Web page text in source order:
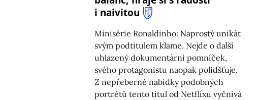
i naivitou
Minisérie Ronaldinho: Naprostý unikát
svým podtitulem klame. Nejde o další
uhlazený dokumentární pomníček,
svého protagonistu naopak polidšťuje.
Z nepřeberné nabídky podobných
portrétů tento titul od Netflixu vyčnívá